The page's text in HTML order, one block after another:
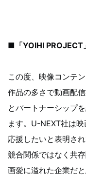
■「YOIHI PROJECT
この度、映像コンテ
作品の多さで動画配
とパートナーシップ
ます。U-NEXT社は
応援したいと表明さ
競合関係ではなく共
画愛に溢れた企業だと